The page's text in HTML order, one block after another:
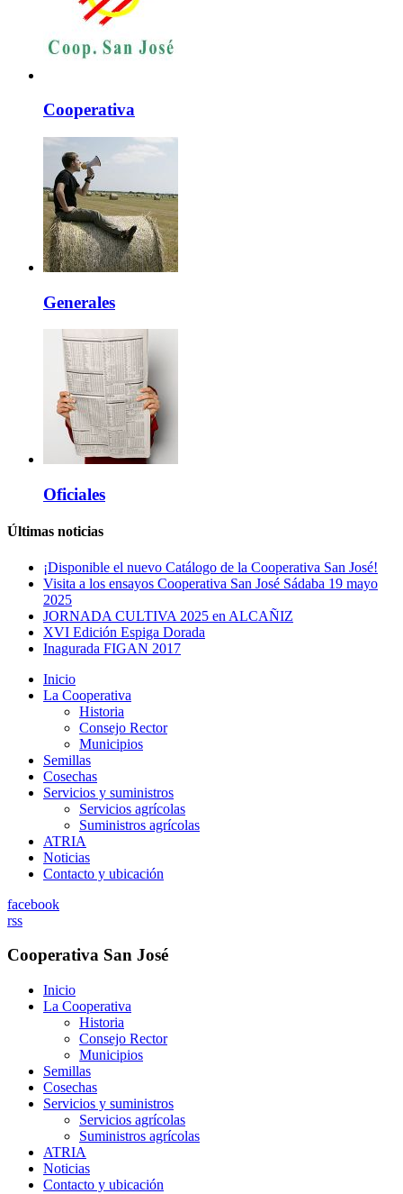
Cooperativa
Generales
Oficiales
Últimas noticias
¡Disponible el nuevo Catálogo de la Cooperativa San José!
Visita a los ensayos Cooperativa San José Sádaba 19 mayo
2025
JORNADA CULTIVA 2025 en ALCAÑIZ
XVI Edición Espiga Dorada
Inagurada FIGAN 2017
Inicio
La Cooperativa
Historia
Consejo Rector
Municipios
Semillas
Cosechas
Servicios y suministros
Servicios agrícolas
Suministros agrícolas
ATRIA
Noticias
Contacto y ubicación
facebook
rss
Cooperativa San José
Inicio
La Cooperativa
Historia
Consejo Rector
Municipios
Semillas
Cosechas
Servicios y suministros
Servicios agrícolas
Suministros agrícolas
ATRIA
Noticias
Contacto y ubicación